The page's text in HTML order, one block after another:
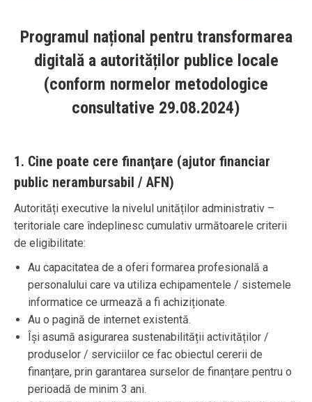
Programul național pentru transformarea
digitală a autorităților publice locale
(conform normelor metodologice
consultative 29.08.2024)
1. Cine poate cere finanţare (ajutor financiar
public nerambursabil / AFN)
Autorități executive la nivelul unităților administrativ –
teritoriale care îndeplinesc cumulativ următoarele criterii
de eligibilitate:
Au capacitatea de a oferi formarea profesională a
personalului care va utiliza echipamentele / sistemele
informatice ce urmează a fi achiziționate.
Au o pagină de internet existentă.
Își asumă asigurarea sustenabilității activităților /
produselor / serviciilor ce fac obiectul cererii de
finanțare, prin garantarea surselor de finanțare pentru o
perioadă de minim 3 ani.